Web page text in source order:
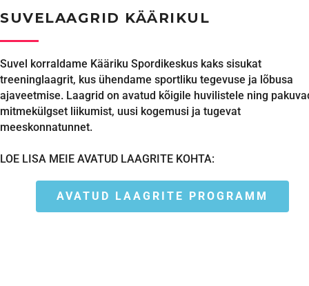
SUVELAAGRID KÄÄRIKUL
Suvel korraldame Kääriku Spordikeskus kaks sisukat
treeninglaagrit, kus ühendame sportliku tegevuse ja lõbusa
ajaveetmise. Laagrid on avatud kõigile huvilistele ning
mitmekülgset liikumist, uusi kogemusi ja tugevat
meeskonnatunnet.
LOE LISA MEIE AVATUD LAAGRITE KOHTA:
AVATUD LAAGRITE PROGRAMM